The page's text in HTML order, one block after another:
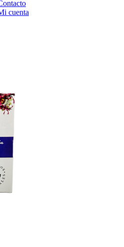
cuenta